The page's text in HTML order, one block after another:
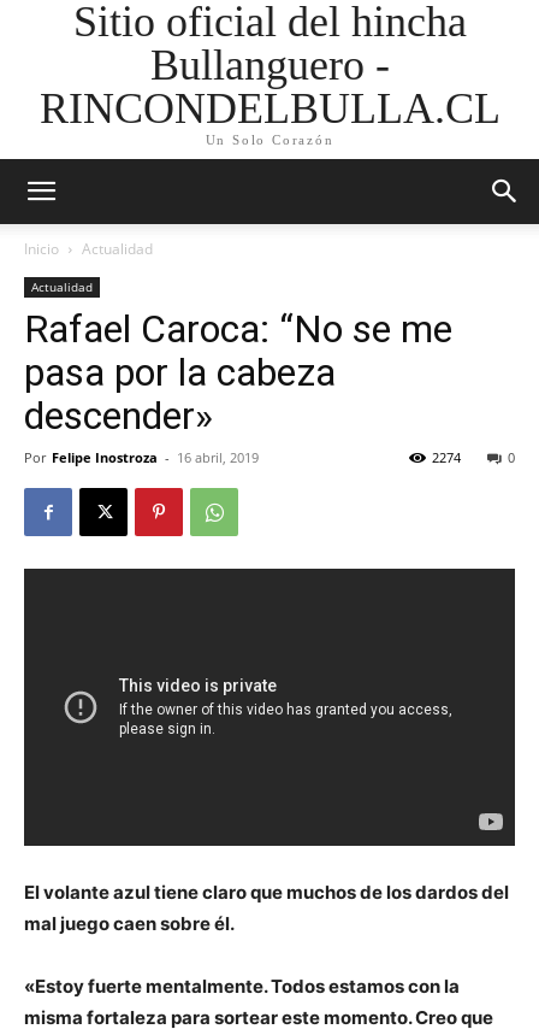
Sitio oficial del hincha
Bullanguero -
RINCONDELBULLA.CL
Un Solo Corazón
Inicio Actualidad
Actualidad
Rafael Caroca: “No se me
pasa por la cabeza
descender»
Por Felipe Inostroza - 16 abril, 2019 0
2274
El volante azul tiene claro que muchos de los dardos del
mal juego caen sobre él.
«Estoy fuerte mentalmente. Todos estamos con la
misma fortaleza para sortear este momento. Creo que